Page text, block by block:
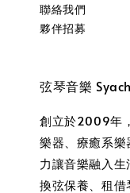
聯絡我們
夥伴招募
弦琴音樂
創立於2009年
樂器、療癒系
力讓音樂融入
換弦保養、租